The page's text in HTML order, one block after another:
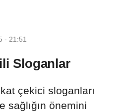
- 21:51
Sloganlar
çekici sloganları
sağlığın önemini